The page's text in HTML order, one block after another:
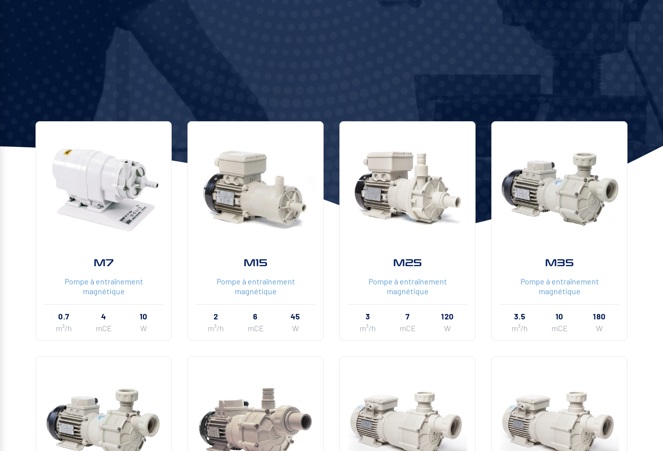
M7
Pompe à entraînement
magnétique
0.7
m³/h
4
mCE
10
W
M15
Pompe à entraînement
magnétique
2
m³/h
6
mCE
45
W
M25
Pompe à entraînement
magnétique
3
m³/h
7
mCE
120
W
M35
Pompe à entraînement
magnétique
3.5
m³/h
10
mCE
180
W